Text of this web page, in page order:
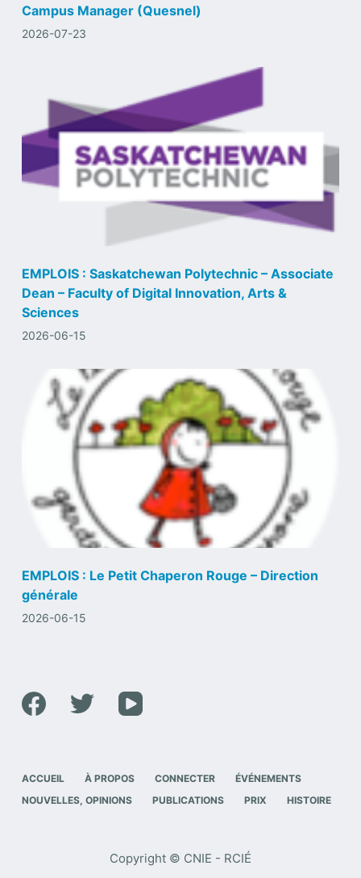
Campus Manager (Quesnel)
2026-07-23
EMPLOIS : Saskatchewan Polytechnic – Associate
Dean – Faculty of Digital Innovation, Arts &
Sciences
2026-06-15
EMPLOIS : Le Petit Chaperon Rouge – Direction
générale
2026-06-15
ACCUEIL À PROPOS CONNECTER
ÉVÉNEMENTS
NOUVELLES, OPINIONS
PUBLICATIONS PRIX HISTOIRE
Copyright © CNIE - RCIÉ